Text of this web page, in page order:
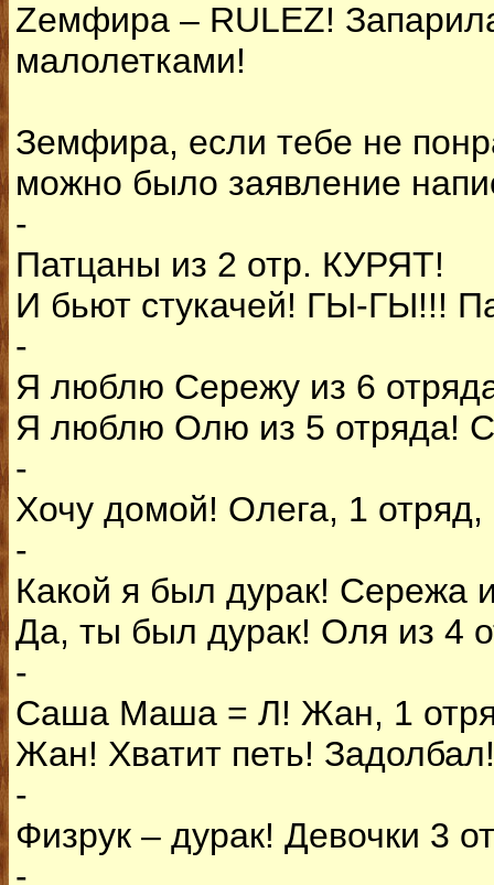
Zемфира – RULEZ!
малолетками!
Земфира, если тебе не
можно было заявление
-
Патцаны из 2 отр. КУРЯТ!
И бьют стукачей! ГЫ-ГЫ!!!
-
Я люблю Сережу из 6
Я люблю Олю из 5 отряда!
-
Хочу домой! Олега, 1 отряд,
-
Какой я был дурак! Сережа
Да, ты был дурак! Оля из 4
-
Саша Маша = Л! Жан, 1
Жан! Хватит петь! Задолбал!
-
Физрук – дурак! Девочки 3
-